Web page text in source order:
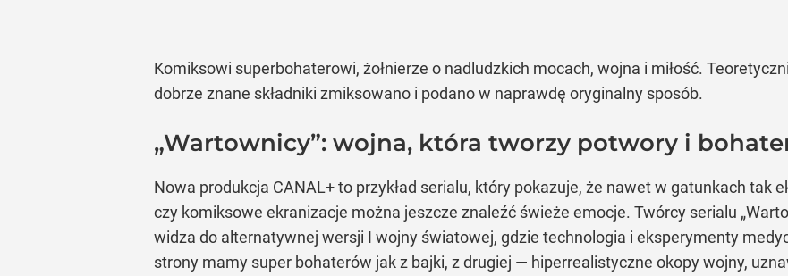
Komiksowi superbohaterowi, żołnierze o nadludzkich mocach, wojna i miłość.
dobrze znane składniki zmiksowano i podano w naprawdę oryginalny sposób.
„Wartownicy”: wojna, która tworzy potwory i
Nowa produkcja CANAL+ to przykład serialu, który pokazuje, że nawet w gatunkach tak
czy komiksowe ekranizacje można jeszcze znaleźć świeże emocje. Twórcy serialu
widza do alternatywnej wersji I wojny światowej, gdzie technologia i eksperymenty
strony mamy super bohaterów jak z bajki, z drugiej — hiperrealistyczne okopy wojny,